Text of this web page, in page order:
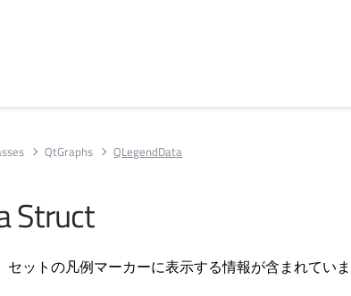
QtGraphs QLegendData
Struct
セットの凡例マーカーに表示する情報が含まれてい